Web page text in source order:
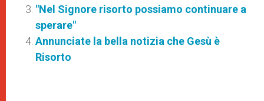
"Nel Signore risorto possiamo continuare a
sperare"
Annunciate la bella notizia che Gesù è
Risorto